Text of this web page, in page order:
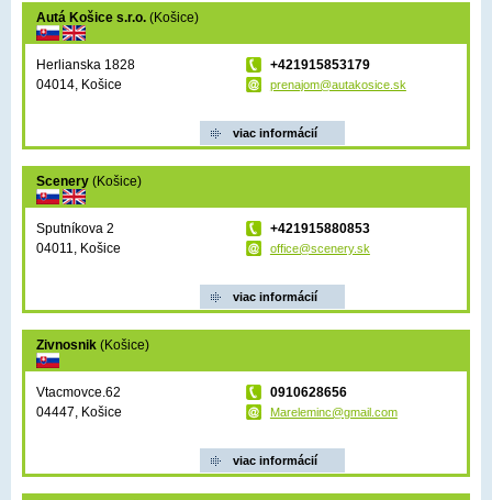
Autá Košice s.r.o. (Košice)
Herlianska 1828
04014, Košice
+421915853179
prenajom@autakosice.sk
viac informácií
Scenery (Košice)
Sputníkova 2
04011, Košice
+421915880853
office@scenery.sk
viac informácií
Zivnosnik (Košice)
Vtacmovce.62
04447, Košice
0910628656
Mareleminc@gmail.com
viac informácií